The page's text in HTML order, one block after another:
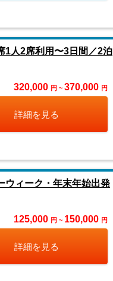
1人2席利用〜3日間／2泊
320,000 円 ~ 370,000 円
詳細を見る
ウィーク・年末年始出発
125,000 円 ~ 150,000 円
詳細を見る